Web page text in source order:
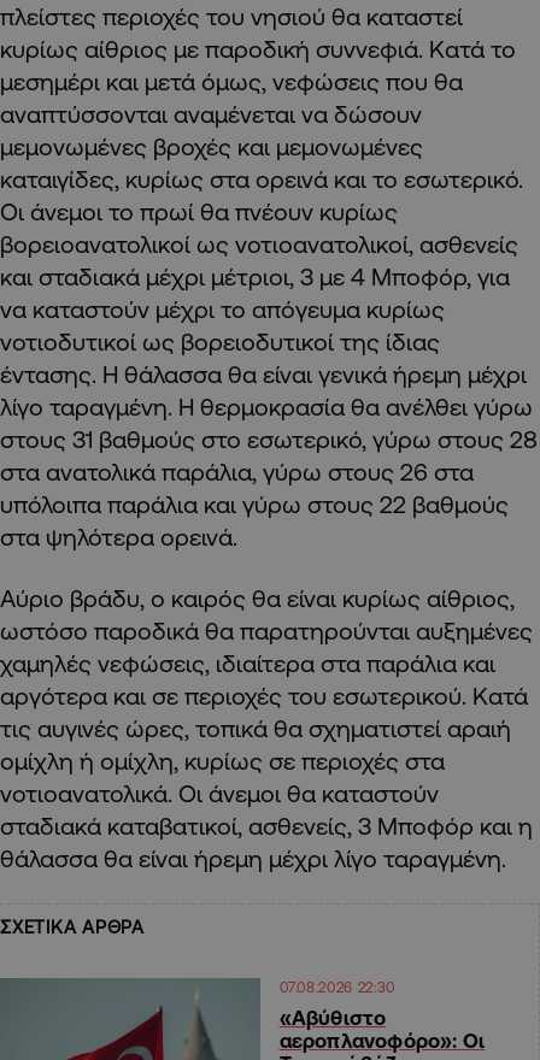
πλείστες περιοχές του νησιού θα καταστεί
κυρίως αίθριος με παροδική συννεφιά. Κατά το
μεσημέρι και μετά όμως, νεφώσεις που θα
αναπτύσσονται αναμένεται να δώσουν
μεμονωμένες βροχές και μεμονωμένες
καταιγίδες, κυρίως στα ορεινά και το εσωτερικό.
Οι άνεμοι το πρωί θα πνέουν κυρίως
βορειοανατολικοί ως νοτιοανατολικοί, ασθενείς
και σταδιακά μέχρι μέτριοι, 3 με 4 Μποφόρ, για
να καταστούν μέχρι το απόγευμα κυρίως
νοτιοδυτικοί ως βορειοδυτικοί της ίδιας
έντασης. Η θάλασσα θα είναι γενικά ήρεμη μέχρι
λίγο ταραγμένη. Η θερμοκρασία θα ανέλθει γύρω
στους 31 βαθμούς στο εσωτερικό, γύρω στους 28
στα ανατολικά παράλια, γύρω στους 26 στα
υπόλοιπα παράλια και γύρω στους 22 βαθμούς
στα ψηλότερα ορεινά.
Αύριο βράδυ, ο καιρός θα είναι κυρίως αίθριος,
ωστόσο παροδικά θα παρατηρούνται αυξημένες
χαμηλές νεφώσεις, ιδιαίτερα στα παράλια και
αργότερα και σε περιοχές του εσωτερικού. Κατά
τις αυγινές ώρες, τοπικά θα σχηματιστεί αραιή
ομίχλη ή ομίχλη, κυρίως σε περιοχές στα
νοτιοανατολικά. Οι άνεμοι θα καταστούν
σταδιακά καταβατικοί, ασθενείς, 3 Μποφόρ και η
θάλασσα θα είναι ήρεμη μέχρι λίγο ταραγμένη.
ΣΧΕΤΙΚΑ ΑΡΘΡΑ
07.08.2026 22:30
«Αβύθιστο
αεροπλανοφόρο»: Οι